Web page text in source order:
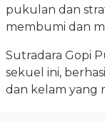
pukulan dan
membumi dan
Sutradara Gopi
sekuel ini,
dan kelam yang